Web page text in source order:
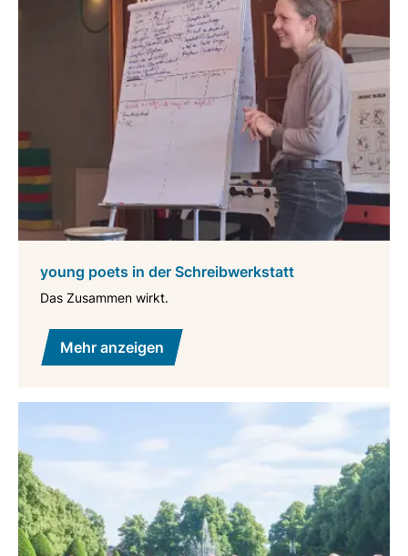
young poets in der Schreibwerkstatt
Das Zusammen wirkt.
Mehr anzeigen